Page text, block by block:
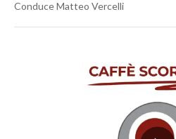
Conduce Matteo Vercelli